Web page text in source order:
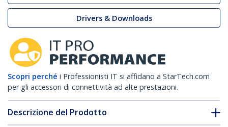
Drivers & Downloads
Scopri perché i Professionisti IT si affidano a StarTech.com
per gli accessori di connettività ad alte prestazioni.
Descrizione del Prodotto